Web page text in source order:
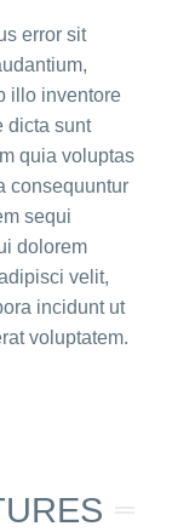
error sit
illo inventore
dicta sunt
quia voluptas
consequuntur
sequi
dolorem
velit,
incidunt ut
voluptatem.